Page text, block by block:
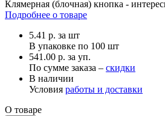
Клямерная (блочная) кнопка -
Подробнее о товаре
5.41 р. за шт
В упаковке по 100 шт
541.00 р. за уп.
По сумме заказа – скидки
В наличии
Условия работы и доставки
О товаре